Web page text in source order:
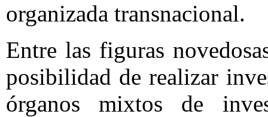
organizada transnacional.
Entre las figuras
posibilidad de realizar
órganos mixtos de